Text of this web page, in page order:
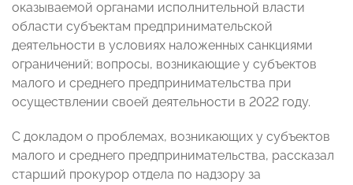
оказываемой органами исполнительной власти
области субъектам предпринимательской
деятельности в условиях наложенных санкциями
ограничений; вопросы, возникающие у субъектов
малого и среднего предпринимательства при
осуществлении своей деятельности в 2022 году.
С докладом о проблемах, возникающих у субъектов
малого и среднего предпринимательства, рассказал
старший прокурор отдела по надзору за